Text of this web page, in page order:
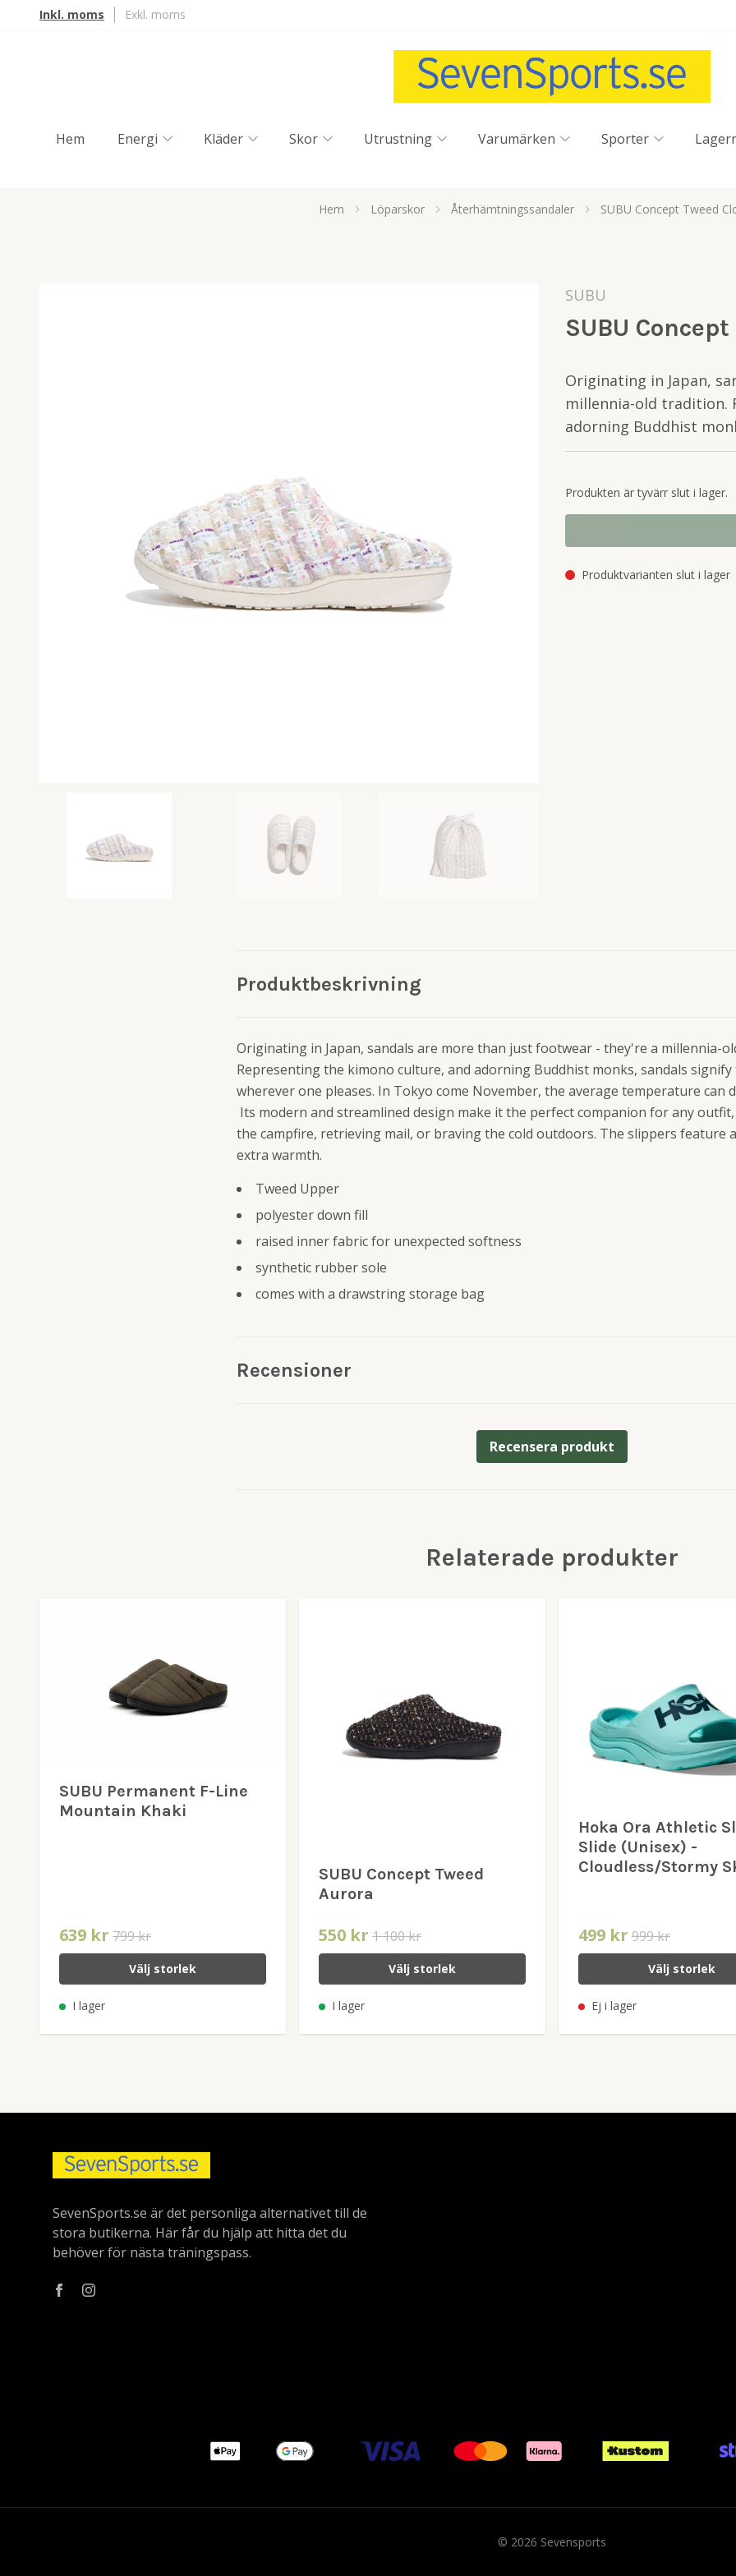
Inkl. moms Exkl. moms
Hem Energi Kläder Skor Utrustning Varumärken Sporter
Hem Löparskor Återhämtningssandaler SUBU Concept Tweed
SUBU
SUBU
Originating in Japan,
millennia-old tradition.
adorning Buddhist
Produkten är tyvärr slut i lager.
Produktvarianten slut i lager
Produktbeskrivning
Originating in Japan, sandals are more than just footwear - they're a millennia-
Representing the kimono culture, and adorning Buddhist monks, sandals
wherever one pleases. In Tokyo come November, the average temperature can
Its modern and streamlined design make it the perfect companion for any
the campfire, retrieving mail, or braving the cold outdoors. The slippers feature
extra warmth.
Tweed Upper
polyester down fill
raised inner fabric for unexpected softness
synthetic rubber sole
comes with a drawstring storage bag
Recensioner
Recensera produkt
Relaterade produkter
SUBU Permanent F-Line
Mountain Khaki
639 kr 799 kr
Välj storlek
I lager
SUBU Concept Tweed
Aurora
550 kr 1 100 kr
Välj storlek
I lager
Hoka Ora Athletic
Slide (Unisex) -
Cloudless/Stormy
499 kr 999 kr
Välj storlek
Ej i lager
SevenSports.se är det personliga alternativet till de
stora butikerna. Här får du hjälp att hitta det du
behöver för nästa träningspass.
© 2026 Sevensports